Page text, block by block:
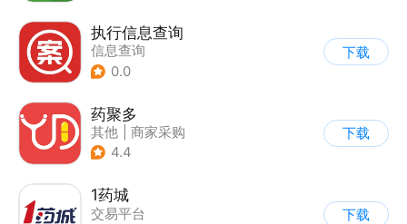
执行信息查询
信息查询
0.0
下载
药聚多
其他
商家采购
4.4
下载
1药城
交易平台
下载